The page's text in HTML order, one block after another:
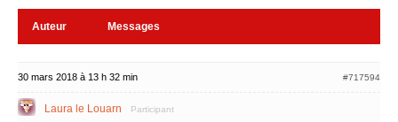
Auteur Messages
30 mars 2018 à 13 h 32 min #717594
Laura le Louarn Participant